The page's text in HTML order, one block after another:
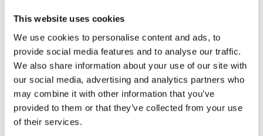
This website uses cookies
We use cookies to personalise content and ads, to
provide social media features and to analyse our traffic.
We also share information about your use of our site with
our social media, advertising and analytics partners who
may combine it with other information that you’ve
provided to them or that they’ve collected from your use
of their services.
D'autres ont acheté aussi